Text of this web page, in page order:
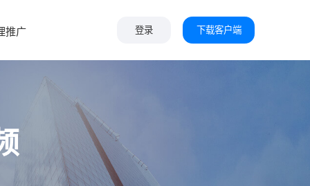
推广 登录 下载客户端